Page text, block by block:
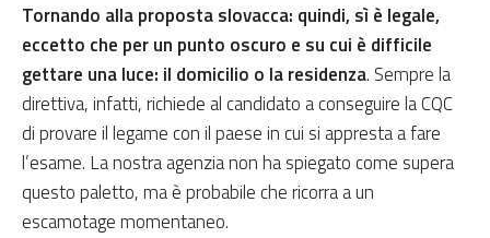
Tornando alla proposta slovacca: quindi, sì è legale,
eccetto che per un punto oscuro e su cui è difficile
gettare una luce: il domicilio o la residenza. Sempre la
direttiva, infatti, richiede al candidato a conseguire la CQC
di provare il legame con il paese in cui si appresta a fare
l’esame. La nostra agenzia non ha spiegato come supera
questo paletto, ma è probabile che ricorra a un
escamotage momentaneo.